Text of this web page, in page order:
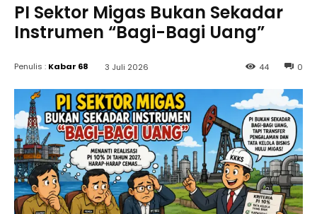
PI Sektor Migas Bukan Sekadar
Instrumen “Bagi-Bagi Uang”
Penulis : Kabar 68 3 Juli 2026 0
44